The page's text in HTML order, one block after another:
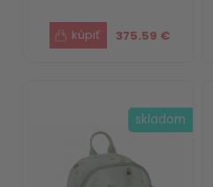
375.59 €
skladom